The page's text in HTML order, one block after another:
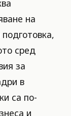
на
сред
за
в
са по-
и